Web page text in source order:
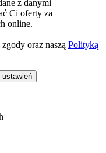
z danymi
Ci oferty za
online.
oraz naszą Polityką
ustawień